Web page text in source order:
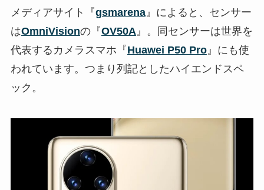
メディアサイト『gsmarena』によると、センサー
はOmniVisionの『OV50A 』。同センサーは世界を
代表するカメラスマホ『Huawei P50 Pro』にも使
われています。つまり列記としたハイエンドスペ
ック。